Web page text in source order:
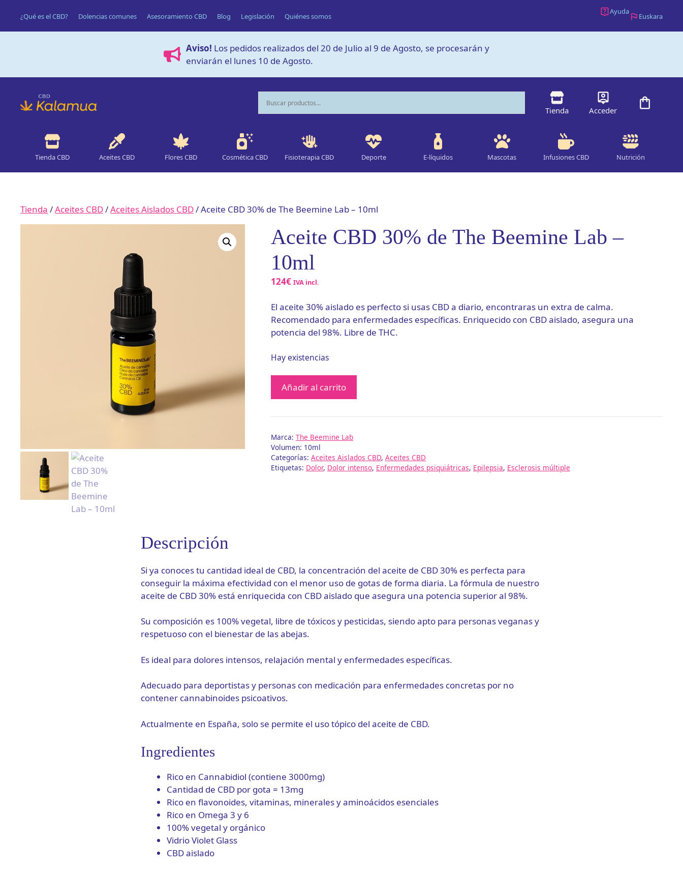
contenido
Ayuda
Euskara
¿Qué es el CBD? Dolencias comunes Asesoramiento CBD Blog Legislación Quiénes somos
Aviso! Los pedidos realizados del 20 de Julio al 9 de Agosto, se procesarán y
enviarán el lunes 10 de Agosto.
Acceder
Tienda
Tienda CBD Aceites CBD Flores CBD Cosmética CBD Fisioterapia CBD Deporte E-líquidos Mascotas Infusiones CBD Nutrición
Tienda /Aceites CBD/Aceites Aislados CBD/ Aceite CBD 30% de The Beemine Lab – 10ml
Aceite CBD 30% de The Beemine Lab –
10ml
124€ IVA incl.
El aceite 30% aislado es perfecto si usas CBD a diario, encontraras un extra de calma.
Recomendado para enfermedades específicas. Enriquecido con CBD aislado, asegura una
potencia del 98%. Libre de THC.
Hay existencias
CBD
de
The
Beemine
Lab
-
Añadir al carrito
Marca: The Beemine Lab
Volumen: 10ml
Categorías: Aceites Aislados CBD, Aceites CBD
Etiquetas: Dolor, Dolor intenso, Enfermedades psiquiátricas, Epilepsia, Esclerosis múltiple
Descripción
Si ya conoces tu cantidad ideal de CBD, la concentración del aceite de CBD 30% es perfecta para
conseguir la máxima efectividad con el menor uso de gotas de forma diaria. La fórmula de nuestro
aceite de CBD 30% está enriquecida con CBD aislado que asegura una potencia superior al 98%.
Su composición es 100% vegetal, libre de tóxicos y pesticidas, siendo apto para personas veganas y
respetuoso con el bienestar de las abejas.
Es ideal para dolores intensos, relajación mental y enfermedades específicas.
Adecuado para deportistas y personas con medicación para enfermedades concretas por no
contener cannabinoides psicoativos.
Actualmente en España, solo se permite el uso tópico del aceite de CBD.
Ingredientes
Rico en Cannabidiol (contiene 3000mg)
Cantidad de CBD por gota = 13mg
Rico en flavonoides, vitaminas, minerales y aminoácidos esenciales
Rico en Omega 3 y 6
100% vegetal y orgánico
Vidrio Violet Glass
CBD aislado